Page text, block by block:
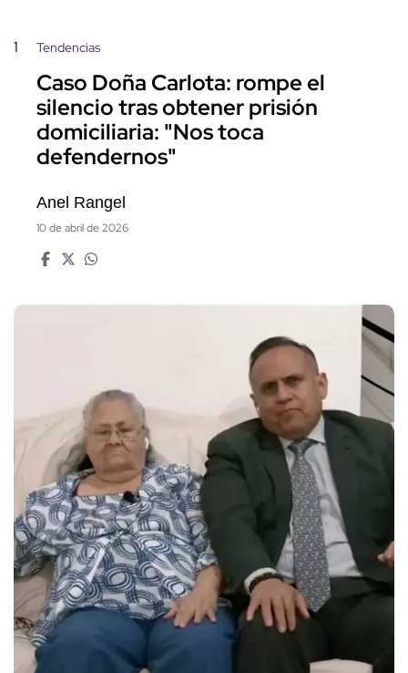
1 Tendencias
Caso Doña Carlota: rompe el
silencio tras obtener prisión
domiciliaria: "Nos toca
defendernos"
Anel Rangel
10 de abril de 2026